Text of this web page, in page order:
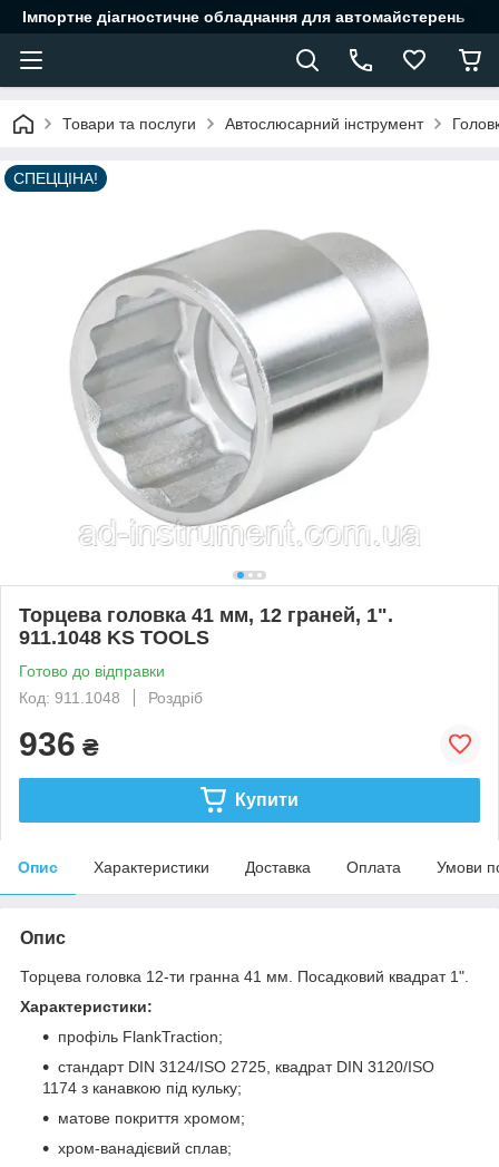
Імпортне діагностичне обладнання для автомайстерень
Товари та послуги Автослюсарний інструмент
СПЕЦЦІНА!
Торцева головка 41 мм, 12 граней, 1".
911.1048 KS TOOLS
Готово до відправки
Код: 911.1048
Роздріб
936 ₴
Купити
Опис Характеристики Доставка Оплата Умови
Опис
Торцева головка 12-ти гранна 41 мм. Посадковий квадрат 1".
Характеристики:
профіль FlankTraction;
стандарт DIN 3124/ISO 2725, квадрат DIN 3120/ISO
1174 з канавкою під кульку;
матове покриття хромом;
хром-ванадієвий сплав;